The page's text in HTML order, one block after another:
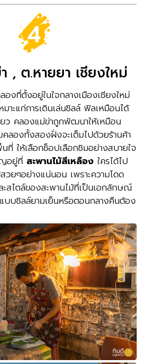
, ต.หายยา เชียงใหม่
องที่ตั้งอยู่ในใจกลางเมืองเชียงใหม่
ะแก่การเดินเล่นชิลล์ ฟิลเหมือนได้
ว คลองแม่ข่าถูกพัฒนาให้เหมือน
ลองทั้งสองฝั่งจะเต็มไปด้วยร้านค้า
ที่ ให้เลือกช็อปเลือกชิมอย่างสบายใจ
ญอยู่ที่ สะพานไม้สีเหลือง ใครได้ไป
วยๆอย่างแน่นอน เพราะความโดด
ะสไตล์ของสะพานไม้ที่เป็นเอกลักษณ์
บบชิลล์ยามเย็นหรือตอนกลางคืนต้อง